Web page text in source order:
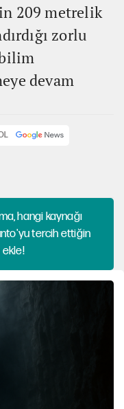
209 metrelik
zorlu
devam
hangi kaynağı
tercih ettiğin
ekle!